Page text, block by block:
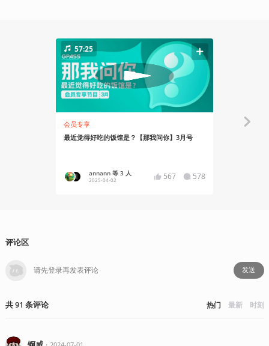
57:25
会员专享
最近觉得好吃的饭馆是？【那我问你】3月号
annann 等 3 人
2025-04-02 567 578
会员专享
评论区
发送
共91 条评论 热门 最新 时刻